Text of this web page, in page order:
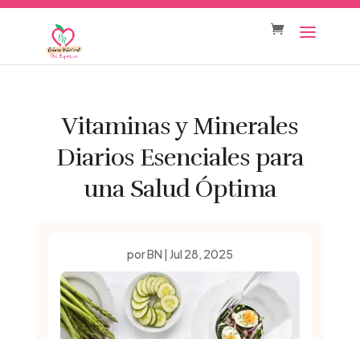
Vitaminas y Minerales
Diarios Esenciales para
una Salud Óptima
porBN | Jul 28, 2025